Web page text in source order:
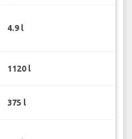
4.9 l
1120 l
375 l